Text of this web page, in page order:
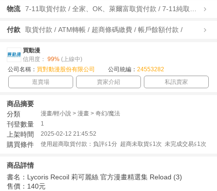
物流
付款 取貨付款 / ATM轉帳 / 超商條碼繳費 / 帳戶餘額付款 /
買動漫
信用度： 99% (上線中)
公司名稱： 買對動漫股份有限公司 公司統編： 24553282
逛賣場
賣家介紹 私訊賣家
商品摘要
分類
漫畫/輕小說 > 漫畫 > 奇幻/魔法
刊登數量 1
上架時間 2025-02-12 21:45:52
購買條件 使用超商取貨付款：負評≦1分 超商未取貨≦1次 未完成交易≦1次
商品詳情
書名：Lycoris Recoil 莉可麗絲 官方漫畫精選集 Reload (3)
售價：140元